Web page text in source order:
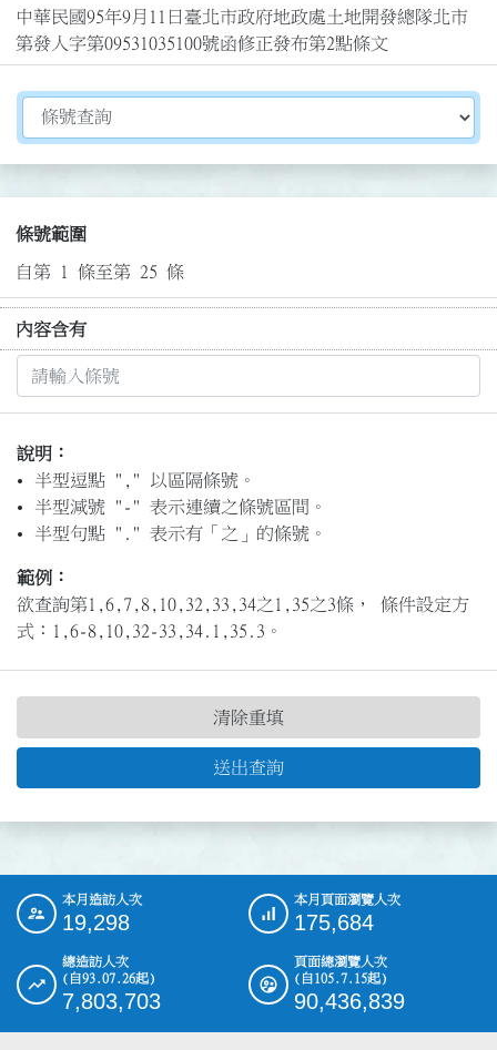
中華民國95年9月11日臺北市政府地政處土地開發總隊北市
第發人字第09531035100號函修正發布第2點條文
切換選擇法規資訊內容
條號範圍
自第 1 條至第 25 條
內容含有
說明：
半型逗點 "," 以區隔條號。
半型減號 "-" 表示連續之條號區間。
半型句點 "." 表示有「之」的條號。
範例：
欲查詢第1,6,7,8,10,32,33,34之1,35之3條， 條件設定方
式：1,6-8,10,32-33,34.1,35.3。
送出查詢
清除重填
::: 本月造訪人次
19,298
本月頁面瀏覽人次
175,684
總造訪人次
(自93.07.26起)
7,803,703
頁面總瀏覽人次
(自105.7.15起)
90,436,839